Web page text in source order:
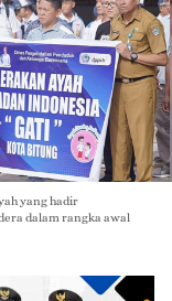
yang hadir
dalam rangka awal